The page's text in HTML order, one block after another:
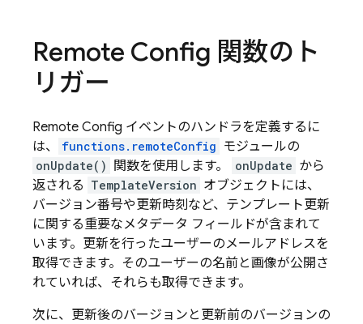
Remote Config 関数のト
リガー
Remote Config イベントのハンドラを定義するに
は、
functions.remoteConfig モジュールの
onUpdate() 関数を使用します。 onUpdate から
返される TemplateVersion オブジェクトには、
バージョン番号や更新時刻など、テンプレート更新
に関する重要なメタデータ フィールドが含まれて
います。更新を行ったユーザーのメールアドレスを
取得できます。そのユーザーの名前と画像が公開さ
れていれば、それらも取得できます。
次に、更新後のバージョンと更新前のバージョンの